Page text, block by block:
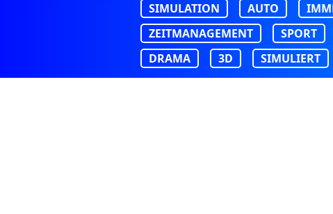
SIMULATION
AUTO
ZEITMANAGEMENT
SPORT
DRAMA
3D SIMULIERT